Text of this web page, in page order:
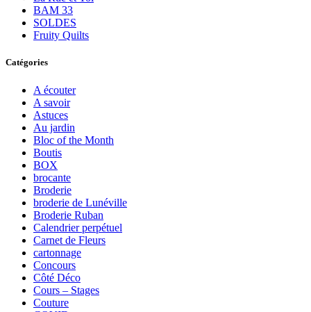
BAM 33
SOLDES
Fruity Quilts
Catégories
A écouter
A savoir
Astuces
Au jardin
Bloc of the Month
Boutis
BOX
brocante
Broderie
broderie de Lunéville
Broderie Ruban
Calendrier perpétuel
Carnet de Fleurs
cartonnage
Concours
Côté Déco
Cours – Stages
Couture